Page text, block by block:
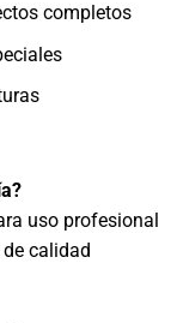
completos
uso profesional
calidad